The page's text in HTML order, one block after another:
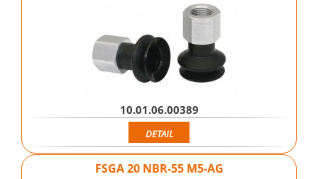
10.01.06.00389
DETAIL
FSGA 20 NBR-55 M5-AG